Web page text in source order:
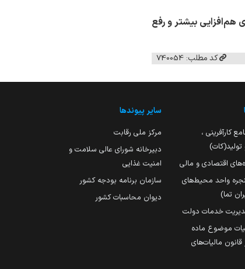
برای هم‌افزایی بیشتر و رفع
کد مطلب: 740054
کارآفرینی ،
اقتصادی و مالی
واحد محیط‌های
تما)
خدمات دولت
موضوع ماده
قانون مالیات‌های
سایر پیوندها
مرکز ملی رقابت
دبیرخانه شورای عالی سلامت و
امنیت غذایی
سازمان برنامه بودجه کشور
دیوان محاسبات کشور